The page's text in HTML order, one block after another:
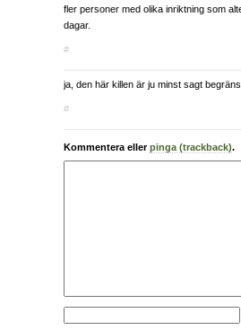
fler personer med olika inriktning som
dagar.
#
ja, den här killen är ju minst sagt
#
Kommentera ellerpinga (trackback).